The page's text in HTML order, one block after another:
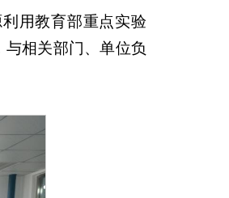
用教育部重点实验
相关部门、单位负